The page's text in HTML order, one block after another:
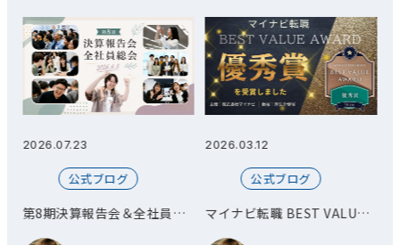
2026.07.23
公式ブログ
第8期決算報告会＆全社員総
2026.03.12
公式ブログ
マイナビ転職 BEST VALUE
AWARD 優秀賞を受賞しまし